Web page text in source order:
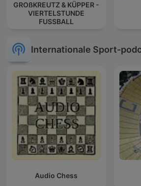
GROßKREUTZ & KÜPPER -
VIERTELSTUNDE
FUSSBALL
Internationale Sport-
Audio Chess